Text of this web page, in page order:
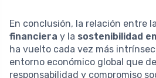
En conclusión, la relación entre la
financiera y la sostenibilidad
ha vuelto cada vez más
entorno económico global que
responsabilidad y compromiso